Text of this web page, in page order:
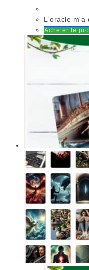
L'oracle m'a
Acheter le